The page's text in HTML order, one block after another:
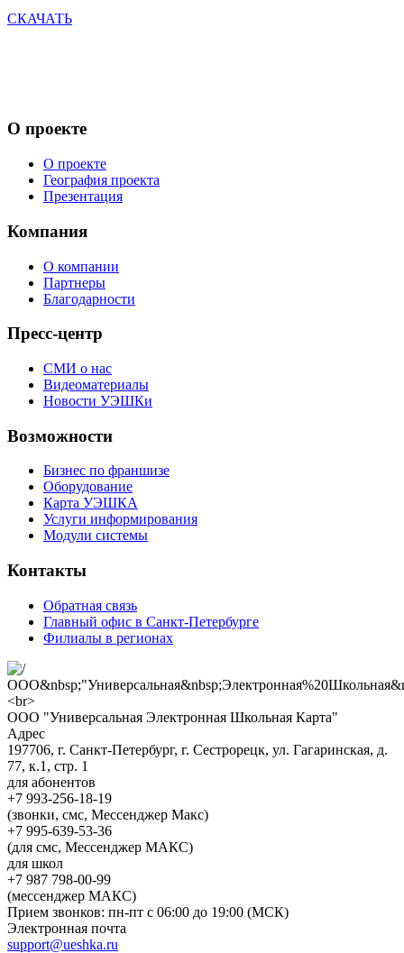
СКАЧАТЬ
О проекте
О проекте
География проекта
Презентация
Компания
О компании
Партнеры
Благодарности
Пресс-центр
СМИ о нас
Видеоматериалы
Новости УЭШКи
Возможности
Бизнес по франшизе
Оборудование
Карта УЭШКА
Услуги информирования
Модули системы
Контакты
Обратная связь
Главный офис в Санкт-Петербурге
Филиалы в регионах
ООО "Универсальная Электронная Школьная Карта"
Адрес
197706, г. Санкт-Петербург, г. Сестрорецк, ул. Гагаринская, д.
77, к.1, стр. 1
для абонентов
+7 993-256-18-19
(звонки, смс, Мессенджер Макс)
+7 995-639-53-36
(для смс, Мессенджер МАКС)
для школ
+7 987 798-00-99
(мессенджер МАКС)
Прием звонков: пн-пт с 06:00 до 19:00 (МСК)
Электронная почта
support@ueshka.ru